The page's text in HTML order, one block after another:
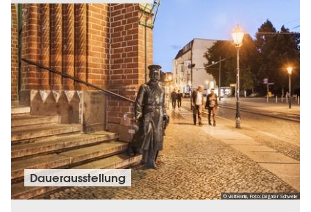
© visitBerlin, Foto: Dagmar Schwelle
Dauer­aus­stel­lung